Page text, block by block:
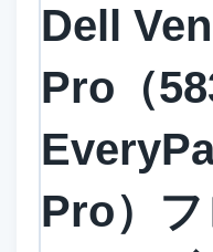
Dell
Pro（
Pro）フ